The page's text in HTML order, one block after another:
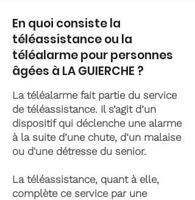
En quoi consiste la
téléassistance ou la
téléalarme pour personnes
âgées à LA GUIERCHE ?
La téléalarme fait partie du service
de téléassistance. Il s’agit d’un
dispositif qui déclenche une alarme
à la suite d’une chute, d’un malaise
ou d'une détresse du senior.
La téléassistance, quant à elle,
complète ce service par une